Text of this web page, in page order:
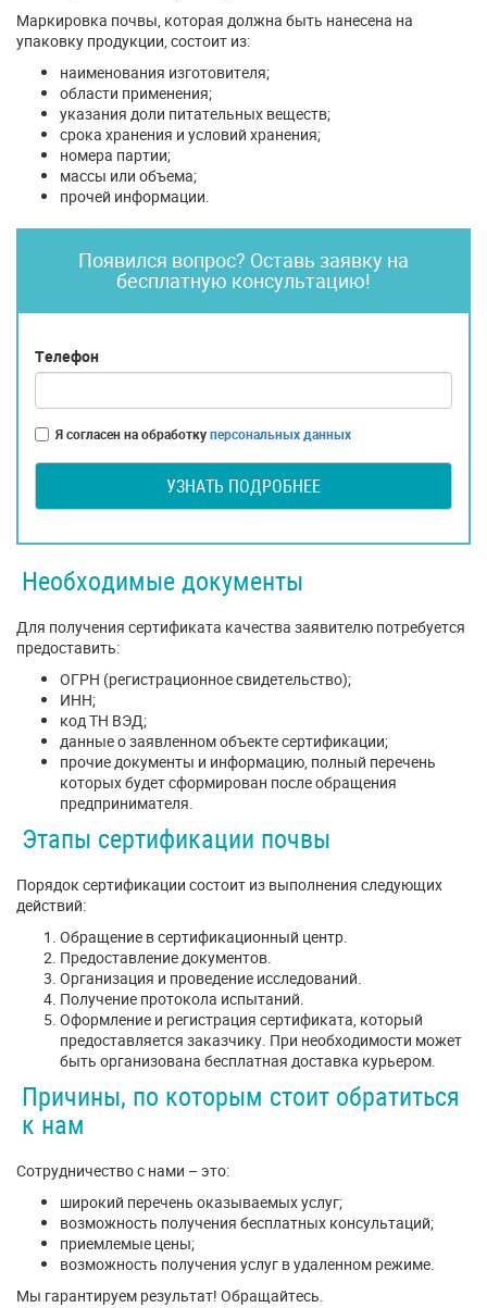
Маркировка почвы, которая должна быть нанесена на
упаковку продукции, состоит из:
наименования изготовителя;
области применения;
указания доли питательных веществ;
срока хранения и условий хранения;
номера партии;
массы или объема;
прочей информации.
Появился вопрос? Оставь заявку на
бесплатную консультацию!
Телефон
Я согласен на обработкуперсональных данных
УЗНАТЬ ПОДРОБНЕЕ
Необходимые документы
Для получения сертификата качества заявителю потребуется
предоставить:
ОГРН (регистрационное свидетельство);
ИНН;
код ТН ВЭД;
данные о заявленном объекте сертификации;
прочие документы и информацию, полный перечень
которых будет сформирован после обращения
предпринимателя.
Этапы сертификации почвы
Порядок сертификации состоит из выполнения следующих
действий:
Обращение в сертификационный центр.
Предоставление документов.
Организация и проведение исследований.
Получение протокола испытаний.
Оформление и регистрация сертификата, который
предоставляется заказчику. При необходимости может
быть организована бесплатная доставка курьером.
Причины, по которым стоит обратиться
к нам
Сотрудничество с нами – это:
широкий перечень оказываемых услуг;
возможность получения бесплатных консультаций;
приемлемые цены;
возможность получения услуг в удаленном режиме.
Мы гарантируем результат! Обращайтесь.